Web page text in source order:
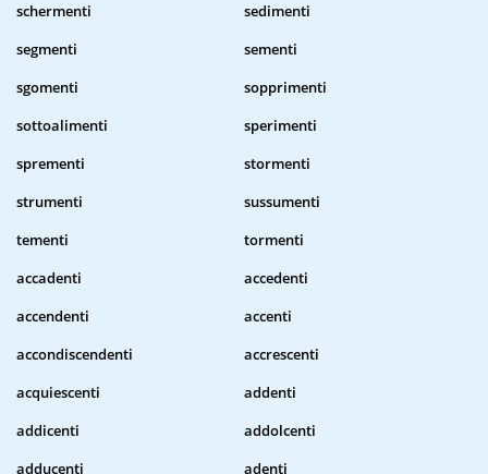
schermenti
sedimenti
segmenti
sementi
sgomenti
sopprimenti
sottoalimenti
sperimenti
sprementi
stormenti
strumenti
sussumenti
tementi
tormenti
accadenti
accedenti
accendenti
accenti
accondiscendenti
accrescenti
acquiescenti
addenti
addicenti
addolcenti
adducenti
adenti